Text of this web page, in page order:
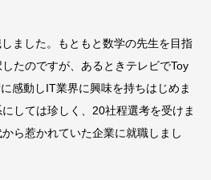
ました。もともと数学の先生を目指
たのですが、あるときテレビでToy
感動しIT業界に興味を持ちはじめま
しては珍しく、20社程選考を受けま
ら惹かれていた企業に就職しまし